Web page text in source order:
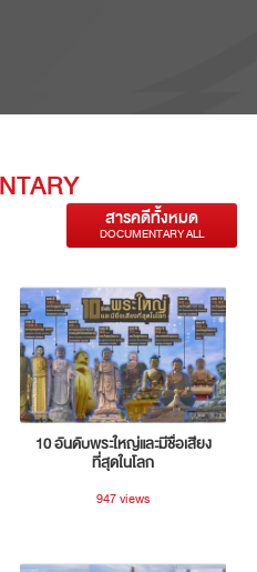
สารคดีทั้งหมด
DOCUMENTARY ALL
10 อันดับพระใหญ่และมีชื่อเสียง
ที่สุดในโลก
947 views